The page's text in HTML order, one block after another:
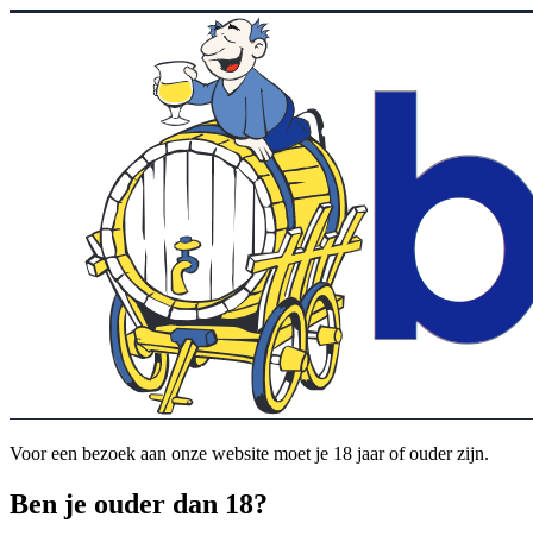
Voor een bezoek aan onze website moet je 18 jaar of ouder zijn.
Ben je ouder dan 18?